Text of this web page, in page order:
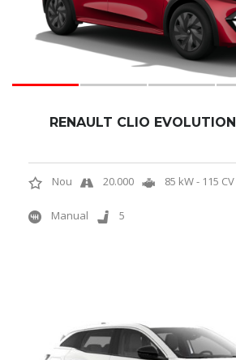
RENAULT CLIO EVOLUTION
Nou 20.000 85 kW - 115 CV
Manual 5